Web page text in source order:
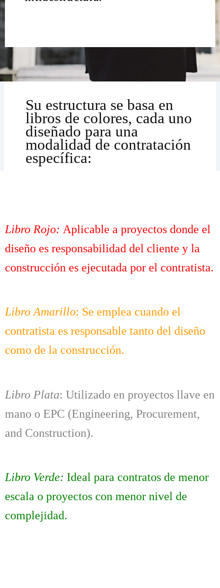
Su estructura se basa en
libros de colores, cada uno
diseñado para una
modalidad de contratación
específica:
Libro Rojo: Aplicable a proyectos donde el
diseño es responsabilidad del cliente y la
construcción es ejecutada por el contratista.
Libro Amarillo: Se emplea cuando el
contratista es responsable tanto del diseño
como de la construcción.
Libro Plata: Utilizado en proyectos llave en
mano o EPC (Engineering, Procurement,
and Construction).
Libro Verde: Ideal para contratos de menor
escala o proyectos con menor nivel de
complejidad.